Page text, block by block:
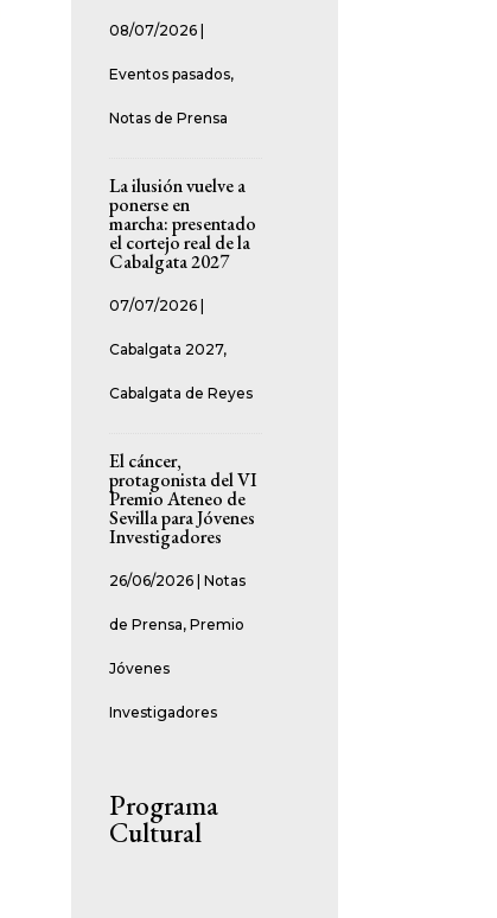
08/07/2026
Eventos pasados,
Notas de Prensa
La ilusión vuelve a
ponerse en
marcha: presentado
el cortejo real de la
Cabalgata 2027
07/07/2026
Cabalgata 2027,
Cabalgata de Reyes
El cáncer,
protagonista del VI
Premio Ateneo de
Sevilla para Jóvenes
Investigadores
26/06/2026 |Notas
de Prensa,Premio
Jóvenes
Investigadores
Programa
Cultural